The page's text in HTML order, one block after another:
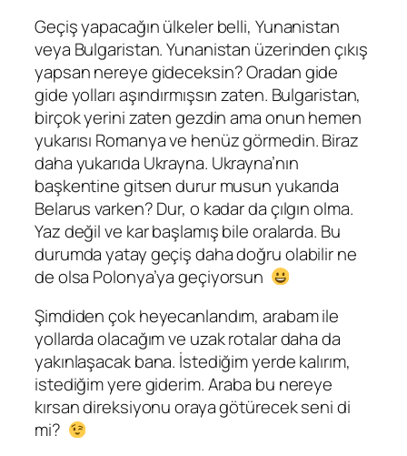
Geçiş yapacağın ülkeler belli, Yunanistan
veya Bulgaristan. Yunanistan üzerinden çıkış
yapsan nereye gideceksin? Oradan gide
gide yolları aşındırmışsın zaten. Bulgaristan,
birçok yerini zaten gezdin ama onun hemen
yukarısı Romanya ve henüz görmedin. Biraz
daha yukarıda Ukrayna. Ukrayna’nın
başkentine gitsen durur musun yukarıda
Belarus varken? Dur, o kadar da çılgın olma.
Yaz değil ve kar başlamış bile oralarda. Bu
durumda yatay geçiş daha doğru olabilir ne
de olsa Polonya’ya geçiyorsun
Şimdiden çok heyecanlandım, arabam ile
yollarda olacağım ve uzak rotalar daha da
yakınlaşacak bana. İstediğim yerde kalırım,
istediğim yere giderim. Araba bu nereye
kırsan direksiyonu oraya götürecek seni di
mi?